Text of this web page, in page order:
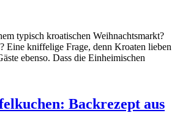
typisch kroatischen Weihnachtsmarkt?
Eine kniffelige Frage, denn Kroaten lieben
ebenso. Dass die Einheimischen
Backrezept aus